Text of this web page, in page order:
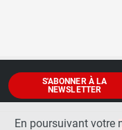
S'ABONNER À LA
NEWSLETTER
En poursuivant votre